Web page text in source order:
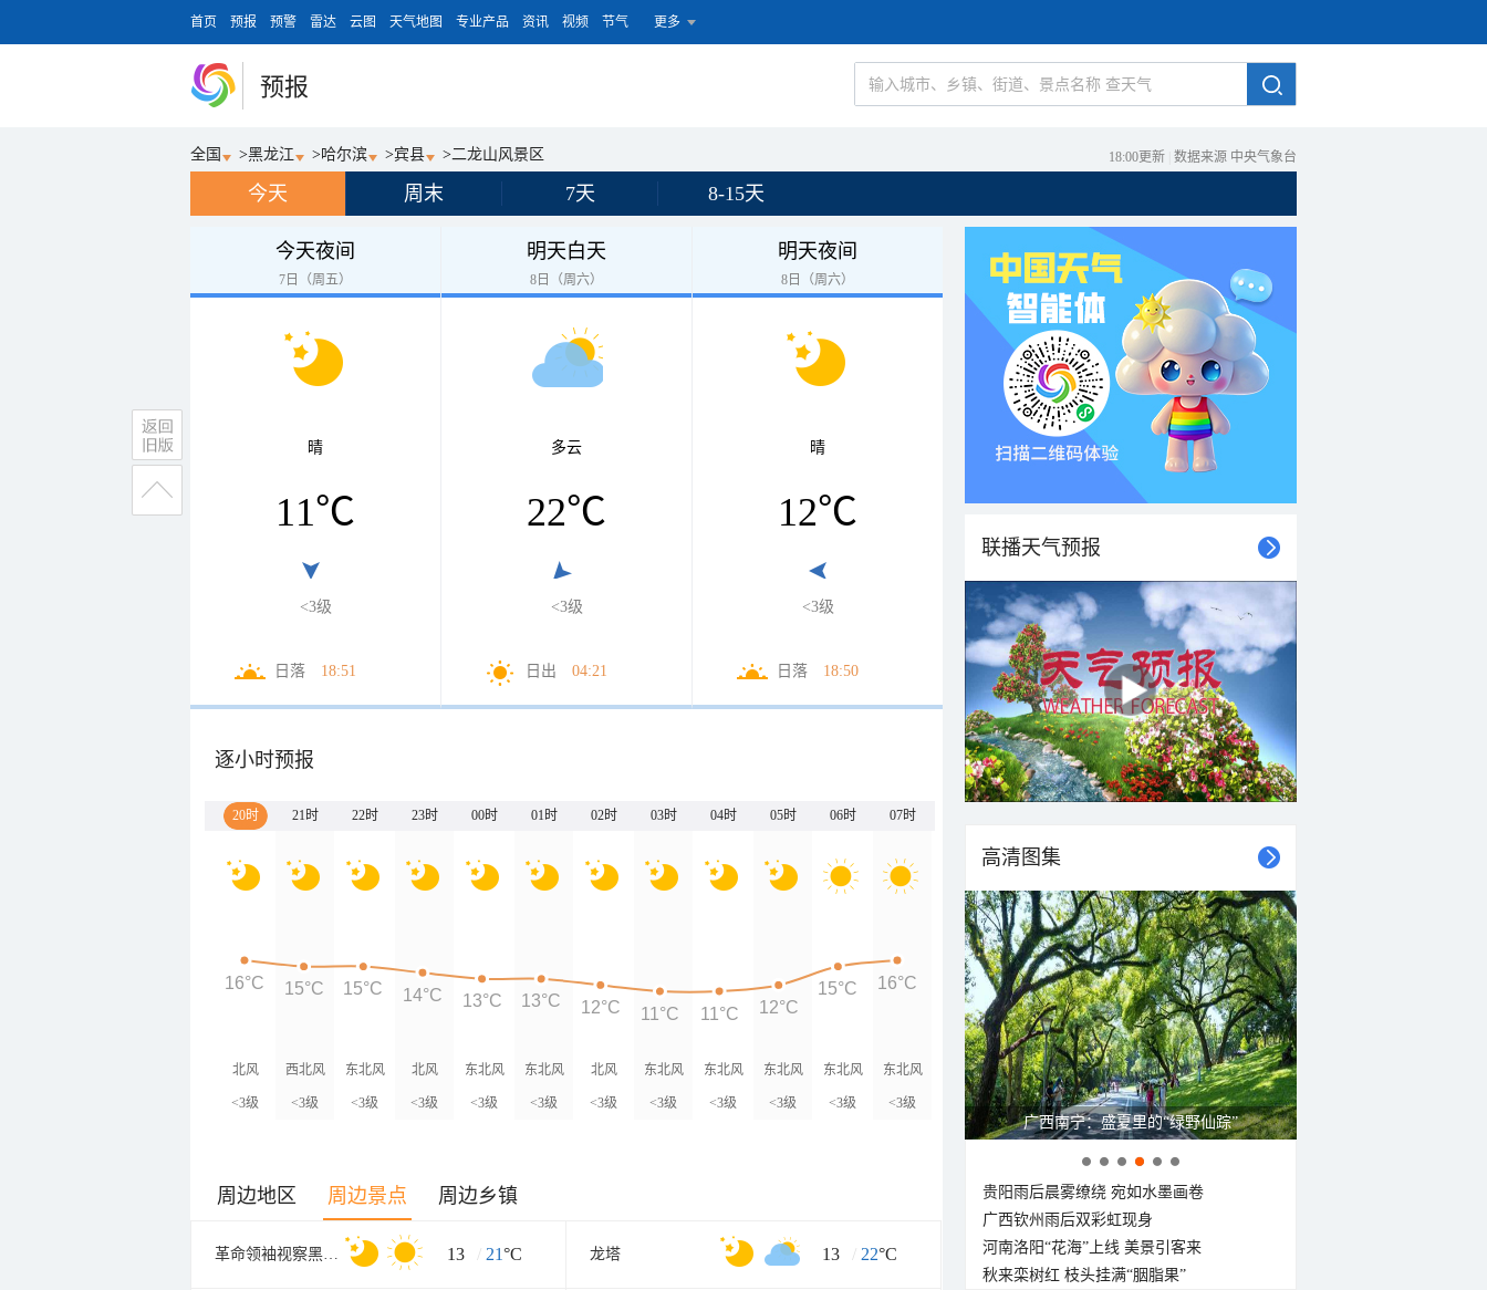
首页 预报 预警 雷达 云图 天气地图 专业产品 资讯 视频 节气 更多
预报
全国 >黑龙江 >哈尔滨 >宾县 >二龙山风景区 18:00更新 数据来源 中央气象台
今天 周末 7天 8-15天
今天夜间
7日（周五）
晴
11℃
<3级
日落 18:51
明天白天
8日（周六）
多云
22℃
<3级
日出 04:21
明天夜间
8日（周六）
晴
12℃
<3级
日落 18:50
逐小时预报
20时 21时 22时 23时 00时 01时 02时 03时 04时 05时 06时 07时
北风
<3级
西北风
<3级
东北风
<3级
北风
<3级
东北风
<3级
东北风
<3级
北风
<3级
东北风
<3级
东北风
<3级
东北风
<3级
东北风
<3级
东北风
<3级
16°C 15°C 15°C 14°C 13°C 13°C 12°C 11°C 11°C 12°C
15°C 16°C
周边地区 周边景点 周边乡镇
革命领袖视察黑龙江纪念馆 13 / 21°C 龙塔 13 / 22°C
联播天气预报
高清图集
广西南宁：盛夏里的“绿野仙踪”
贵阳雨后晨雾缭绕 宛如水墨画卷
广西钦州雨后双彩虹现身
河南洛阳“花海”上线 美景引客来
秋来栾树红 枝头挂满“胭脂果”